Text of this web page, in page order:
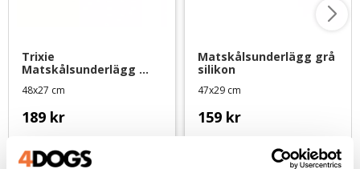
Trixie
Matskålsunderlägg
48x27 cm
189 kr
Matskålsunderlägg grå
silikon
47x29 cm
159 kr